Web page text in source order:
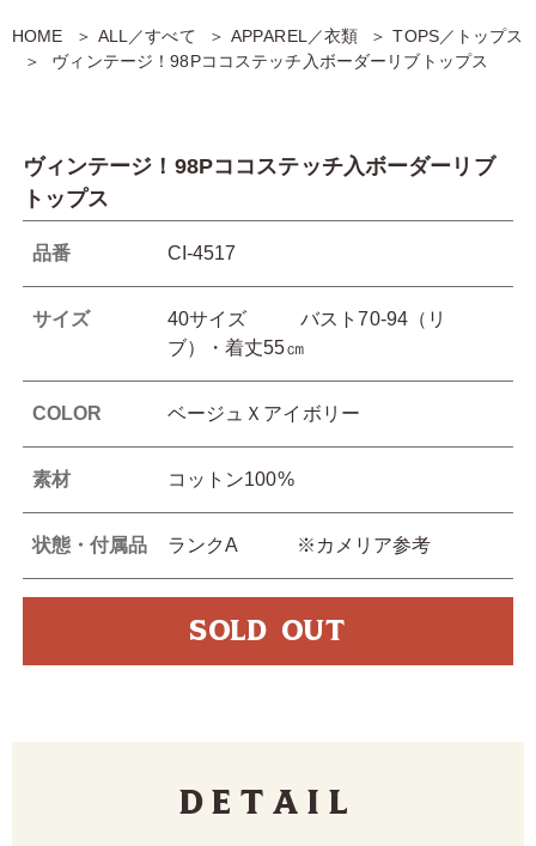
HOME ALL／すべて APPAREL／衣類
TOPS／トップス
ヴィンテージ！98Pココステッチ入ボーダーリブトップス
ヴィンテージ！98Pココステッチ入ボーダーリブ
トップス
品番 CI-4517
サイズ
40サイズ バスト70-94（リ
ブ）・着丈55㎝
COLOR ベージュＸアイボリー
素材 コットン100%
状態・付属品 ランクA ※カメリア参考
SOLD OUT
Detail